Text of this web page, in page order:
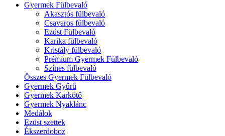
Gyermek Fülbevaló
Akasztós fülbevaló
Csavaros fülbevaló
Ezüst Fülbevaló
Karika fülbevaló
Kristály fülbevaló
Prémium Gyermek Fülbevaló
Színes fülbevaló
Összes Gyermek Fülbevaló
Gyermek Gyűrű
Gyermek Karkötő
Gyermek Nyaklánc
Medálok
Ezüst szettek
Ékszerdoboz